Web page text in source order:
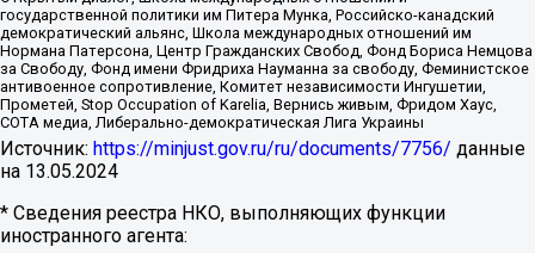
государственной политики им Питера Мунка, Российско-канадский
демократический альянс, Школа международных отношений им
Нормана Патерсона, Центр Гражданских Свобод, Фонд Бориса Немцова
за Свободу, Фонд имени Фридриха Науманна за свободу, Феминистское
антивоенное сопротивление, Комитет независимости Ингушетии,
Прометей, Stop Occupation of Karelia, Вернись живым, Фридом Хаус,
СОТА медиа, Либерально-демократическая Лига Украины
Источник: https://minjust.gov.ru/ru/documents/7756/ данные
на 13.05.2024
* Сведения реестра НКО, выполняющих функции
иностранного агента: